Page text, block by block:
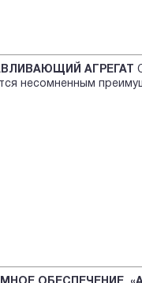
АГРЕГАТ
несомненным